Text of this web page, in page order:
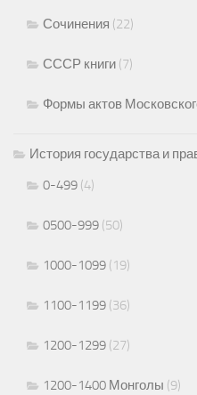
Сочинения (22)
СССР книги (7)
Формы актов
История государства и
0-499 (4)
0500-999 (50)
1000-1099 (19)
1100-1199 (36)
1200-1299 (27)
1200-1400 Монголы (9)